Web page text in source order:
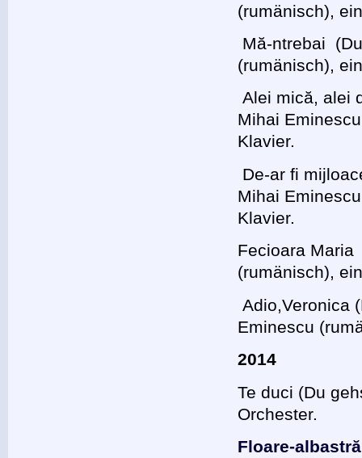
(rumänisch),
Mă-ntrebai
(rumänisch),
Alei mică, alei
Mihai
Klavier.
De-ar fi
Mihai
Klavier.
Fecioara Maria
(rumänisch),
Adio,Veronica
Eminescu
2014
Te duci (Du
Orchester.
Floare-albastră